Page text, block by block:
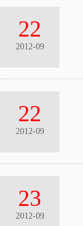
22
2012-09
22
2012-09
23
2012-09